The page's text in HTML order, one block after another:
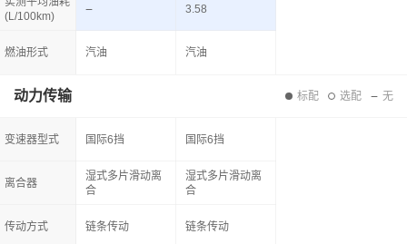
(L/100km)
燃油形式
动力传输 标配 选配 无
变速器型式
离合器
传动方式
3.58
汽油 汽油
国际6挡 国际6挡
湿式多片滑动离
合
湿式多片滑动离
合
链条传动 链条传动